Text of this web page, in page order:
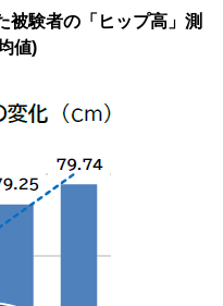
被験者の「ヒップ高」測
値)